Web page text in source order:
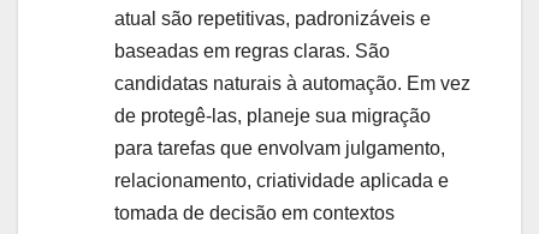
atual são repetitivas, padronizáveis e
baseadas em regras claras. São
candidatas naturais à automação. Em vez
de protegê-las, planeje sua migração
para tarefas que envolvam julgamento,
relacionamento, criatividade aplicada e
tomada de decisão em contextos